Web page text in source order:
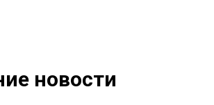
новости